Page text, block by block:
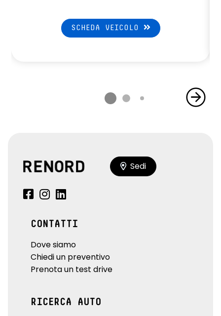
SCHEDA VEICOLO
Sedi
CONTATTI
Dove siamo
Chiedi un preventivo
Prenota un test drive
RICERCA AUTO